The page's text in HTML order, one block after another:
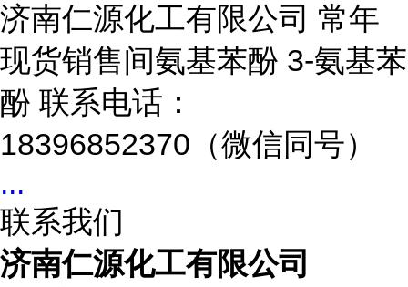
济南仁源化工有限公司 常年
现货销售间氨基苯酚 3-氨基苯
酚 联系电话：
18396852370（微信同号）
...
联系我们
济南仁源化工有限公司